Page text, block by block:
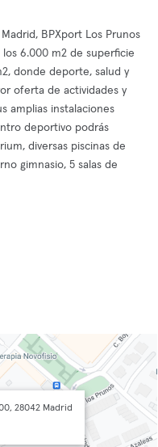
BPXport Los Prunos
6.000 m2 de superficie
donde deporte, salud y
oferta de actividades y
amplias instalaciones
deportivo podrás
diversas piscinas de
gimnasio, 5 salas de
28042 Madrid